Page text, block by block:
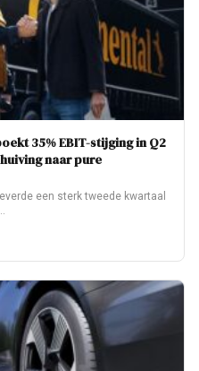
35% EBIT-stijging in Q2
naar pure
een sterk tweede kwartaal